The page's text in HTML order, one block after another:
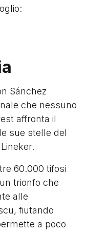
Sánchez
che nessuno
affronta il
sue stelle del
60.000 tifosi
trionfo che
alle
fiutando
a poco